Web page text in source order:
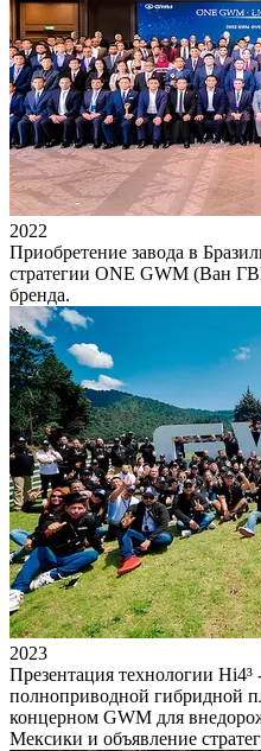
2022
Приобретение завода в
стратегии ONE GWM (Ван
бренда.
2023
Презентация технологии Hi4³
полноприводной гибридной
концерном GWM для
Мексики и объявление